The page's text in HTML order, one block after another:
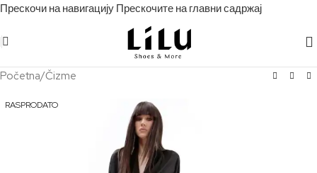
Прескочи на навигацију Прескочите на главни садржај
Početna/Čizme
RASPRODATO